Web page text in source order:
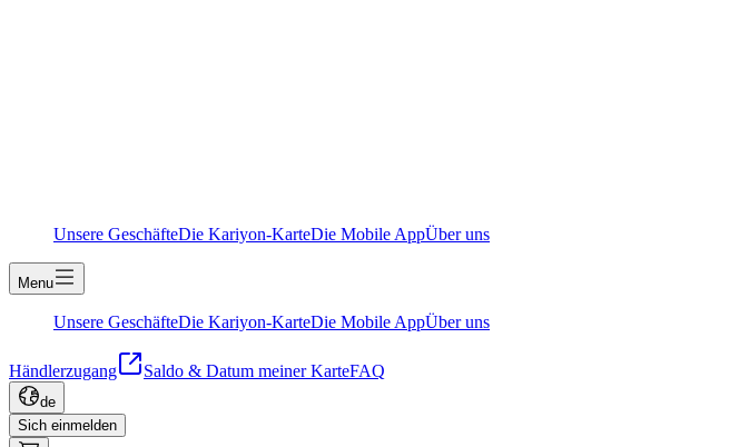
Unsere GeschäfteDie Kariyon-KarteDie Mobile AppÜber uns
Menu
Unsere GeschäfteDie Kariyon-KarteDie Mobile AppÜber uns
Händlerzugang Saldo & Datum meiner KarteFAQ
de
Sich einmelden